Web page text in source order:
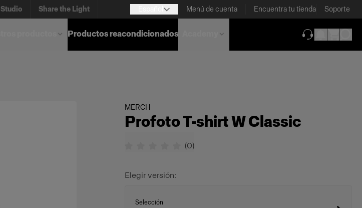
Studio Share the Light Menú de cuenta Encuentra tu tienda Soporte
Productos reacondicionados
MERCH
Profoto T-shirt W Classic
(0)
Elegir versión:
Selección